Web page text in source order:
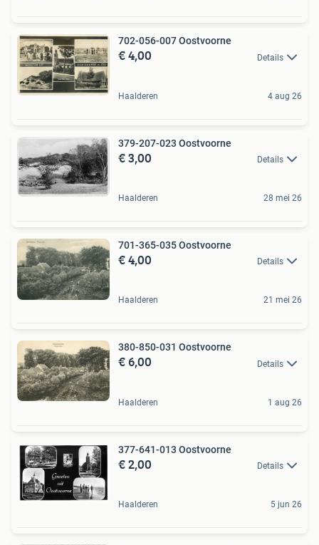
702-056-007 Oostvoorne
€ 4,00 Details
Haalderen 4 aug 26
379-207-023 Oostvoorne
€ 3,00 Details
Haalderen 28 mei 26
701-365-035 Oostvoorne
€ 4,00 Details
Haalderen 21 mei 26
380-850-031 Oostvoorne
€ 6,00 Details
Haalderen 1 aug 26
377-641-013 Oostvoorne
€ 2,00 Details
Haalderen 5 jun 26